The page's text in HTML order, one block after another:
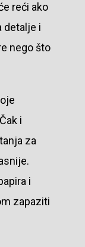
reći ako
detalje i
nego što
i
za
i
zapaziti